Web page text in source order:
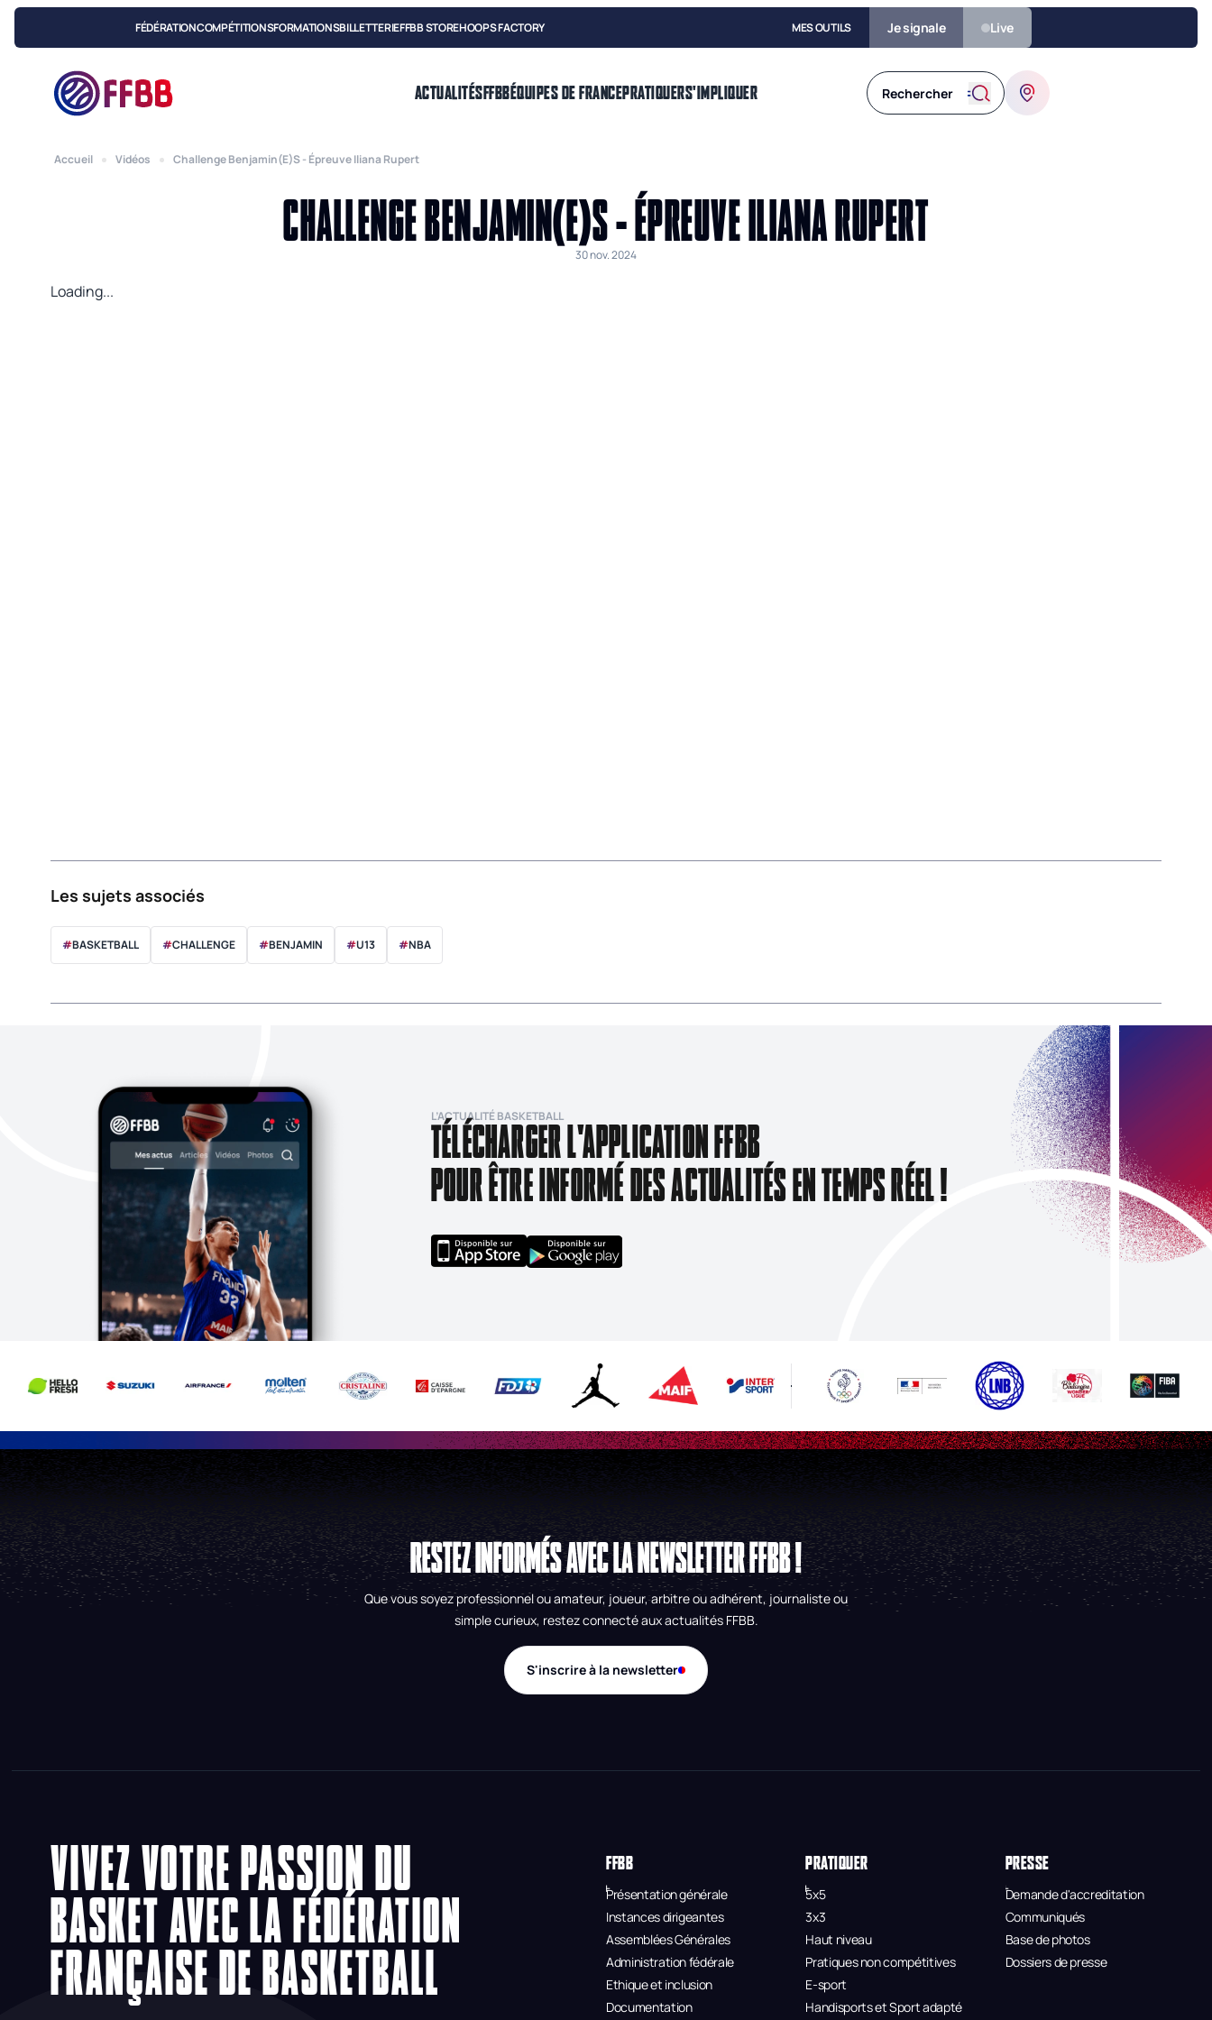
FÉDÉRATIONCOMPÉTITIONSFORMATIONSBILLETTERIEFFBB STOREHOOPS FACTORY MES OUTILS Je signale Live
ACTUALITÉSFFBBÉQUIPES DE FRANCEPRATIQUERS'IMPLIQUER
Accueil Vidéos Challenge Benjamin(e)s - Épreuve Iliana Rupert
CHALLENGE BENJAMIN(E)S - ÉPREUVE ILIANA RUPERT
30 nov. 2024
Loading...
Les sujets associés
#BASKETBALL #CHALLENGE #BENJAMIN #U13 #NBA
L’ACTUALITÉ BASKETBALL
TÉLÉCHARGER L'APPLICATION FFBB
POUR ÊTRE INFORMÉ DES ACTUALITÉS EN TEMPS RÉEL !
RESTEZ INFORMÉS AVEC LA NEWSLETTER FFBB !
Que vous soyez professionnel ou amateur, joueur, arbitre ou adhérent, journaliste ou
simple curieux, restez connecté aux actualités FFBB.
S'inscrire à la newsletter
VIVEZ VOTRE PASSION DU
BASKET AVEC LA FÉDÉRATION
FRANÇAISE DE BASKETBALL
FFBB
Présentation générale
Instances dirigeantes
Assemblées Générales
Administration fédérale
Ethique et inclusion
Documentation
PRATIQUER
5x5
3x3
Haut niveau
Pratiques non compétitives
E-sport
Handisports et Sport adapté
PRESSE
Demande d'accreditation
Communiqués
Base de photos
Dossiers de presse